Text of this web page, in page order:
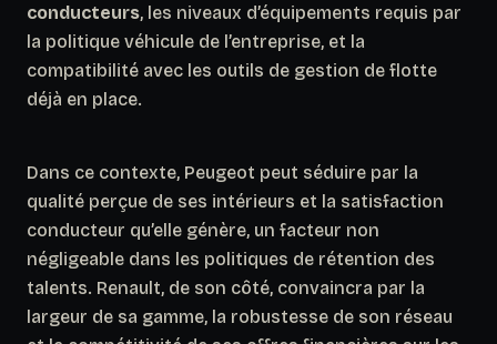
conducteurs, les niveaux d’équipements requis par
la politique véhicule de l’entreprise, et la
compatibilité avec les outils de gestion de flotte
déjà en place.
Dans ce contexte, Peugeot peut séduire par la
qualité perçue de ses intérieurs et la satisfaction
conducteur qu’elle génère, un facteur non
négligeable dans les politiques de rétention des
talents. Renault, de son côté, convaincra par la
largeur de sa gamme, la robustesse de son réseau